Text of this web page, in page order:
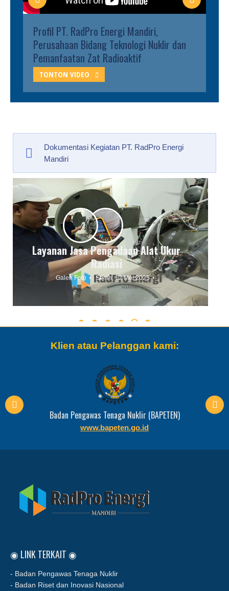
Profil PT. RadPro Energi Mandiri,
Perusahaan Bidang Teknologi Nuklir dan
Pemanfaatan Zat Radioaktif
TONTON VIDEO
Dokumentasi Kegiatan PT. RadPro Energi
Mandiri
Layanan Jasa Pengadaan Sumber atau
Zat Radioaktif dan Kontainer
Galeri Foto Senin, 12 Mei 2025
Klien atau Pelanggan kami:
Badan Riset dan Inovasi Nasional (BRIN)
www.brin.go.id
◉ LINK TERKAIT ◉
- Badan Pengawas Tenaga Nuklir
- Badan Riset dan Inovasi Nasional